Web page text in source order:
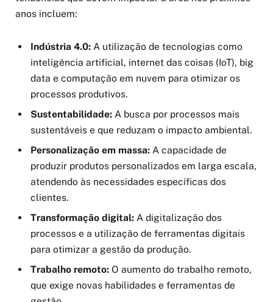
anos incluem:
Indústria 4.0: A utilização de tecnologias como
inteligência artificial, internet das coisas (IoT), big
data e computação em nuvem para otimizar os
processos produtivos.
Sustentabilidade: A busca por processos mais
sustentáveis e que reduzam o impacto ambiental.
Personalização em massa: A capacidade de
produzir produtos personalizados em larga escala,
atendendo às necessidades específicas dos
clientes.
Transformação digital: A digitalização dos
processos e a utilização de ferramentas digitais
para otimizar a gestão da produção.
Trabalho remoto: O aumento do trabalho remoto,
que exige novas habilidades e ferramentas de